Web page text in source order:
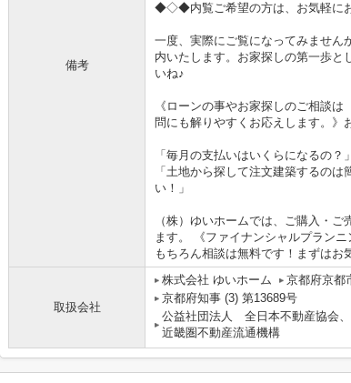
備考
◆◇◆内覧ご希望の方は、お気軽
一度、実際にご覧になってみません
内いたします。お家探しの第一歩と
いね♪
《ローンの事やお家探しのご相談
問にも解りやすくお応えします。》
「毎月の支払いはいくらになるの
「土地から探して注文建築するの
い！」
（株）ゆいホームでは、ご購入・
ます。 《ファイナンシャルプランニ
もちろん相談は無料です！まずはお
取扱会社
株式会社 ゆいホーム 京都府京都
京都府知事 (3) 第13689号
公益社団法人 全日本不動産協会
近畿圏不動産流通機構